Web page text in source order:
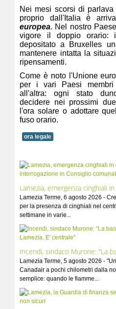
Nei mesi scorsi di
proprio dall'Italia è
europea. Nel nostro
vigore il doppio orario:
depositato a Bruxelles
mantenere intatta la
ripensamenti.
Come è noto l'Unione
per i vari Paesi
all'altra: ogni stato
decidere nei prossimi
l'ora solare o adottare
fuso orario.
ora legale
Lamezia, emergenza cinghiali
Lamezia Terme, 6 agosto 2026 -
per la presenza di cinghiali nel
settimane in varie...
Incendi, sindaco Murone: "La
Lamezia Terme, 5 agosto 2026 -
Canadair a pochi chilometri dalla
semplice: quando le fiamme...